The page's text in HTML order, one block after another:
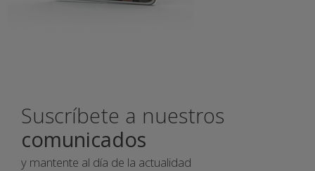
Suscríbete a nuestros
comunicados
y mantente al día de la actualidad